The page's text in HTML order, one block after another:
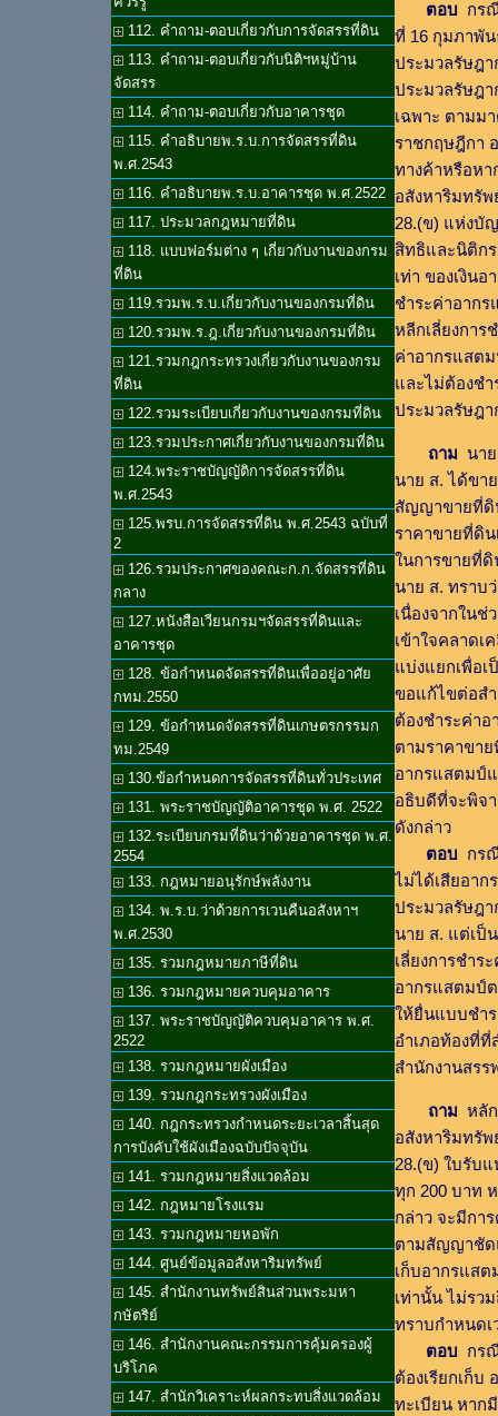
112. คำถาม-ตอบเกี่ยวกับการจัดสรรที่ดิน
113. คำถาม-ตอบเกี่ยวกับนิติฯหมู่บ้าน
จัดสรร
114. คำถาม-ตอบเกี่ยวกับอาคารชุด
115. คำอธิบายพ.ร.บ.การจัดสรรที่ดิน
พ.ศ.2543
116. คำอธิบายพ.ร.บ.อาคารชุด พ.ศ.2522
117. ประมวลกฎหมายที่ดิน
118. แบบฟอร์มต่าง ๆ เกี่ยวกับงานของกรม
ที่ดิน
119.รวมพ.ร.บ.เกี่ยวกับงานของกรมที่ดิน
120.รวมพ.ร.ฎ.เกี่ยวกับงานของกรมที่ดิน
121.รวมกฎกระทรวงเกี่ยวกับงานของกรม
ที่ดิน
122.รวมระเบียบเกี่ยวกับงานของกรมที่ดิน
123.รวมประกาศเกี่ยวกับงานของกรมที่ดิน
124.พระราชบัญญัติการจัดสรรที่ดิน
พ.ศ.2543
125.พรบ.การจัดสรรที่ดิน พ.ศ.2543 ฉบับที่
2
126.รวมประกาศของคณะก.ก.จัดสรรที่ดิน
กลาง
127.หนังสือเวียนกรมฯจัดสรรที่ดินและ
อาคารชุด
128. ข้อกำหนดจัดสรรที่ดินเพื่ออยู่อาศัย
กทม.2550
129. ข้อกำหนดจัดสรรที่ดินเกษตรกรรมก
ทม.2549
130.ข้อกำหนดการจัดสรรที่ดินทั่วประเทศ
131. พระราชบัญญัติอาคารชุด พ.ศ. 2522
132.ระเบียบกรมที่ดินว่าด้วยอาคารชุด พ.ศ.
2554
133. กฎหมายอนุรักษ์พลังงาน
134. พ.ร.บ.ว่าด้วยการเวนคืนอสังหาฯ
พ.ศ.2530
135. รวมกฎหมายภาษีที่ดิน
136. รวมกฎหมายควบคุมอาคาร
137. พระราชบัญญัติควบคุมอาคาร พ.ศ.
2522
138. รวมกฎหมายผังเมือง
139. รวมกฎกระทรวงผังเมือง
140. กฎกระทรวงกำหนดระยะเวลาสิ้นสุด
การบังคับใช้ผังเมืองฉบับปัจจุบัน
141. รวมกฎหมายสิ่งแวดล้อม
142. กฎหมายโรงแรม
143. รวมกฎหมายหอพัก
144. ศูนย์ข้อมูลอสังหาริมทรัพย์
145. สำนักงานทรัพย์สินส่วนพระมหา
กษัตริย์
146. สำนักงานคณะกรรมการคุ้มครองผู้
บริโภค
147. สำนักวิเคราะห์ผลกระทบสิ่งแวดล้อม
ตอบ กร
ที่ 16 กุมภาพั
ประมวลรัษฎา
ประมวลรัษฎา
เฉพาะ ตามม
ราชกฤษฎีกา
ทางค้าหรือหา
อสังหาริมทรั
28.(ข) แห่งบั
สิทธิและนิติก
เท่า ของเงิน
ชำระค่าอากร
หลีกเลี่ยงการ
ค่าอากรแสต
และไม่ต้องชำ
ประมวลรัษฎา
ถาม นา
นาย ส. ได้ขา
สัญญาขายที่ดิ
ราคาขายที่ดิน
ในการขายที่ดิ
นาย ส. ทราบ
เนื่องจากในช่
เข้าใจคลาด
แบ่งแยกเพื่อเ
ขอแก้ไขต่อส
ต้องชำระค่า
ตามราคาขาย
อากรแสตมป์แ
อธิบดีที่จะพิจ
ดังกล่าว
ตอบ กร
ไม่ได้เสียอาก
ประมวลรัษฎา
นาย ส. แต่เป็
เลี่ยงการชำ
อากรแสตมป์
ให้ยื่นแบบชำร
อำเภอท้องที่
สำนักงานสรร
ถาม หลั
อสังหาริมทรั
28.(ข) ใบรับ
ทุก 200 บาท
กล่าว จะมีกา
ตามสัญญาชัด
เก็บอากรแส
เท่านั้น ไม่รว
ทราบกำหนดเ
ตอบ กร
ต้องเรียกเก็
ทะเบียน หาก